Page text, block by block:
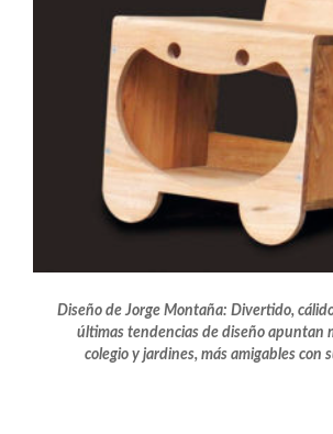
Diseño de Jorge Montaña: Divertido,
últimas tendencias de diseño apuntan
colegio y jardines, más amigables con